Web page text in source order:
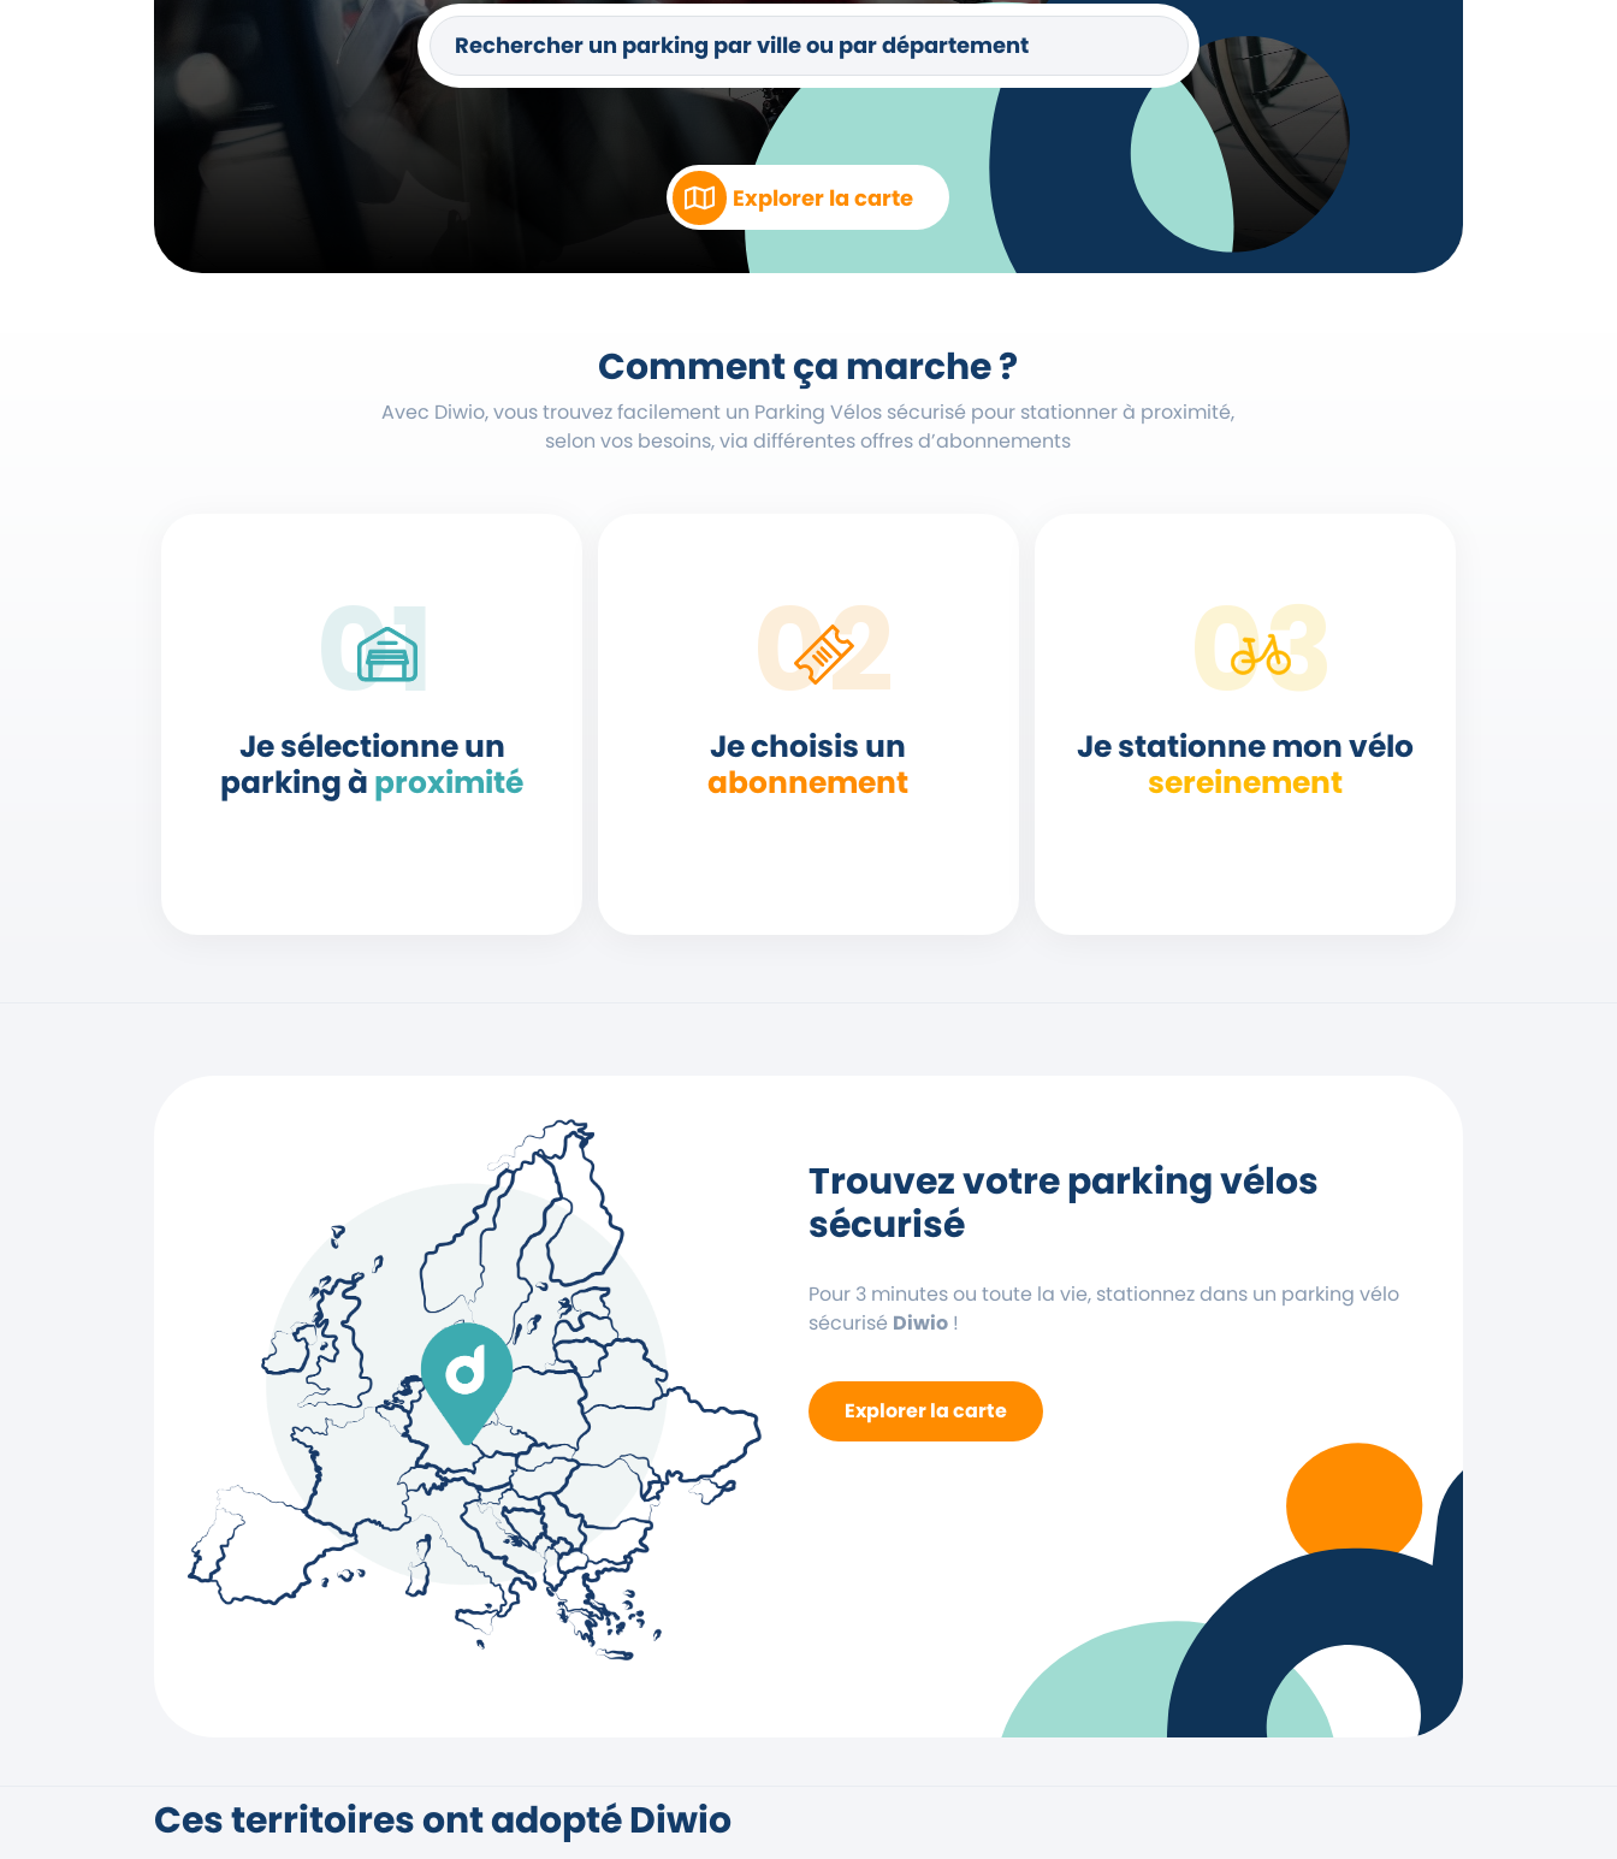
Explorer la carte
Comment ça marche ?
Avec Diwio, vous trouvez facilement un Parking Vélos sécurisé pour stationner à proximité,
selon vos besoins, via différentes offres d’abonnements
Je sélectionne un
parking à proximité
Je choisis un
abonnement
Je stationne mon vélo
sereinement
Trouvez votre parking vélos
sécurisé
Pour 3 minutes ou toute la vie, stationnez dans un parking vélo
sécurisé Diwio !
Explorer la carte
Ces territoires ont adopté Diwio